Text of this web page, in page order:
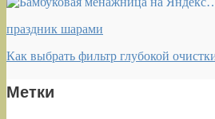
праздник шарами
Как выбрать фильтр глубокой
Метки